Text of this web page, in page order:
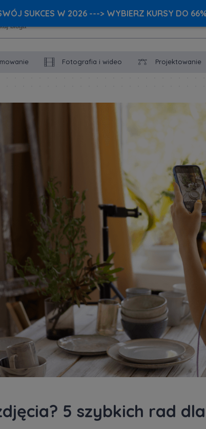
Fotografia i wideo Projektowanie
5 szybkich rad dla
SUKCES W 2026 ---> WYBIERZ KURSY DO